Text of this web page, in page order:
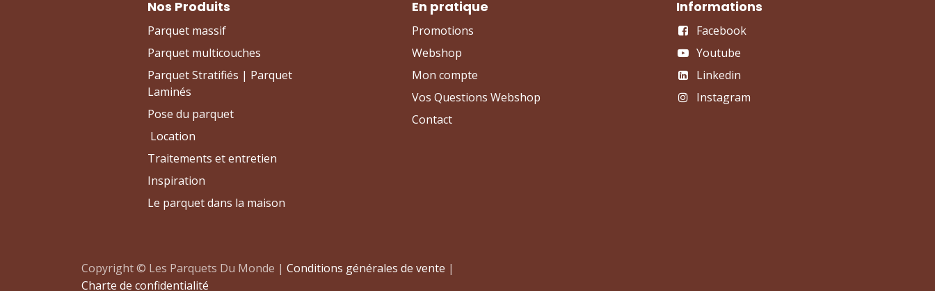
Nos Produits
Parquet massif
Parquet multicouches
Parquet Stratifiés | Parquet
Laminés
Pose du parquet
Location
Traitements et entretien
Inspiration
Le parquet dans la maison
En pratique
Promotions
Webshop
Mon compte
Vos Questions Webshop
Contact
Informations
Facebook
Youtube
Linkedin
Instagram
Copyright © Les Parquets Du Monde | Conditions générales de vente |
Charte de confidentialité